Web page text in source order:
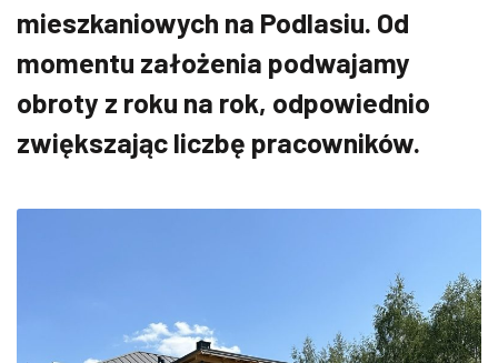
mieszkaniowych na Podlasiu. Od
momentu założenia podwajamy
obroty z roku na rok, odpowiednio
zwiększając liczbę pracowników.